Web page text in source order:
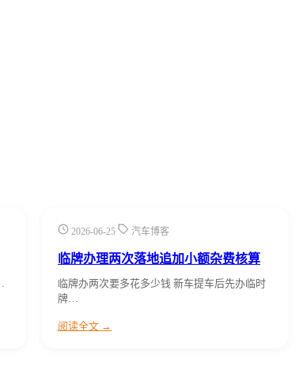
2026-06-25 汽车博客
临牌办理两次落地追加小额杂费核算
临牌办两次要多花多少钱 新车提车后先办临时
牌…
阅读全文 →